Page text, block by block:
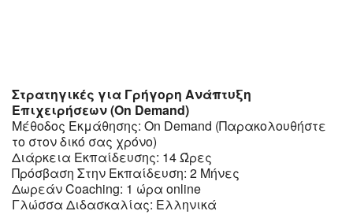
Στρατηγικές για Γρήγορη Ανάπτυξη
Επιχειρήσεων (On Demand)
Μέθοδος Εκμάθησης: On Demand (Παρακολουθήστε
το στον δικό σας χρόνο)
Διάρκεια Εκπαίδευσης: 14 Ώρες
Πρόσβαση Στην Εκπαίδευση: 2 Μήνες
Δωρεάν Coaching: 1 ώρα online
Γλώσσα Διδασκαλίας: Ελληνικά